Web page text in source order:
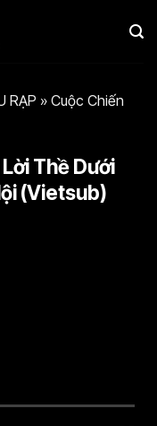
RẠP » Cuộc Chiến
Thề Dưới
(Vietsub)